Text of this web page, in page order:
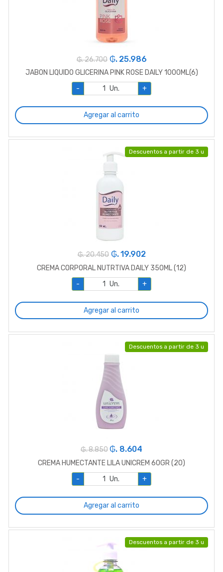
₲. 26.700 ₲. 25.986
JABON LIQUIDO GLICERINA PINK ROSE DAILY 1000ML(6)
-
Un. +
Agregar al carrito
Descuentos a partir de 3 u
₲. 20.450 ₲. 19.902
CREMA CORPORAL NUTRTIVA DAILY 350ML (12)
-
Un. +
Agregar al carrito
Descuentos a partir de 3 u
₲. 8.850 ₲. 8.604
CREMA HUMECTANTE LILA UNICREM 60GR (20)
-
Un. +
Agregar al carrito
Descuentos a partir de 3 u